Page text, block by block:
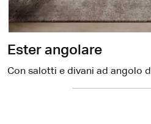
Ester angolare